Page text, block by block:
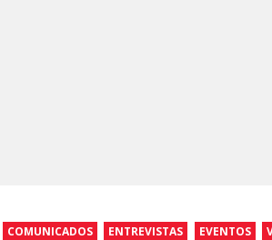
COMUNICADOS ENTREVISTAS EVENTOS